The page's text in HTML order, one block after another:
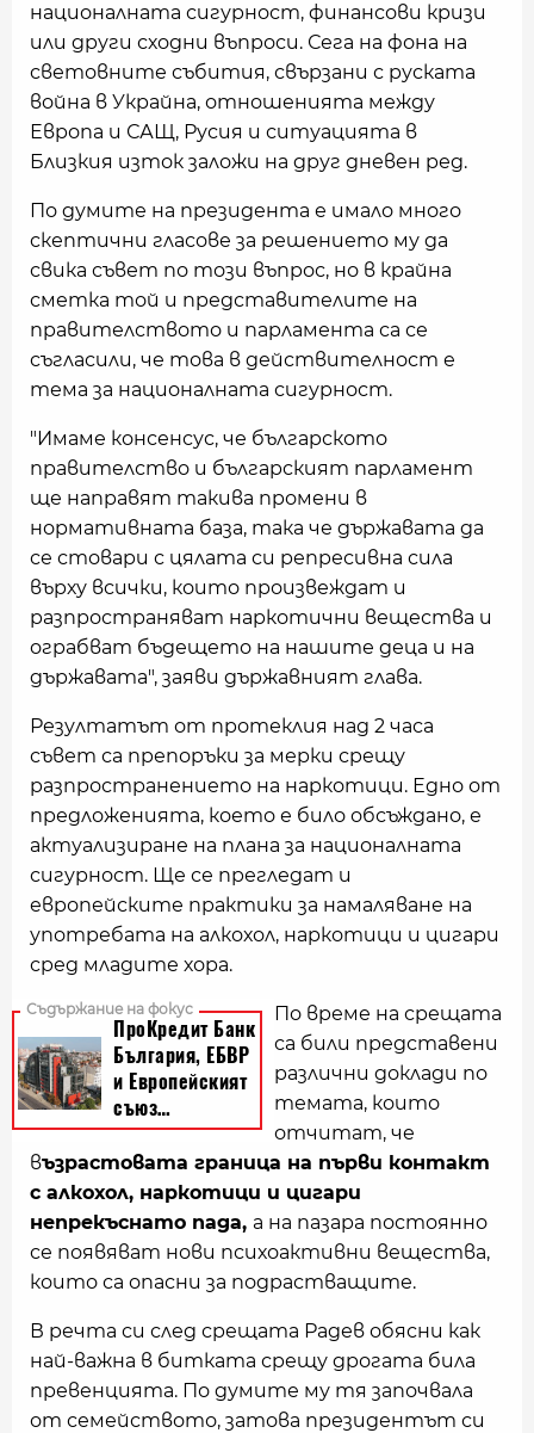
националната сигурност, финансови кризи
или други сходни въпроси. Сега на фона на
световните събития, свързани с руската
война в Украйна, отношенията между
Европа и САЩ, Русия и ситуацията в
Близкия изток заложи на друг дневен ред.
По думите на президента е имало много
скептични гласове за решението му да
свика съвет по този въпрос, но в крайна
сметка той и представителите на
правителството и парламента са се
съгласили, че това в действителност е
тема за националната сигурност.
"Имаме консенсус, че българското
правителство и българският парламент
ще направят такива промени в
нормативната база, така че държавата да
се стовари с цялата си репресивна сила
върху всички, които произвеждат и
разпространяват наркотични вещества и
ограбват бъдещето на нашите деца и на
държавата", заяви държавният глава.
Резултатът от протеклия над 2 часа
съвет са препоръки за мерки срещу
разпространението на наркотици. Едно от
предложенията, което е било обсъждано, е
актуализиране на плана за националната
сигурност. Ще се прегледат и
европейските практики за намаляване на
употребата на алкохол, наркотици и цигари
сред младите хора.
По време на срещата
са били представени
различни доклади по
темата, които
отчитат, че
възрастовата граница на първи контакт
с алкохол, наркотици и цигари
непрекъснато пада, а на пазара постоянно
се появяват нови психоактивни вещества,
които са опасни за подрастващите.
В речта си след срещата Радев обясни как
най-важна в битката срещу дрогата била
превенцията. По думите му тя започвала
от семейството, затова президентът си